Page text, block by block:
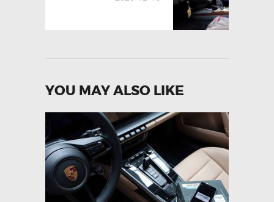
YOU MAY ALSO LIKE